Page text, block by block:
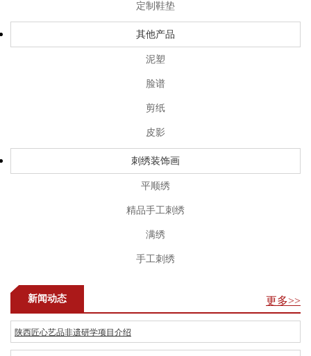
定制鞋垫
其他产品
泥塑
脸谱
剪纸
皮影
刺绣装饰画
平顺绣
精品手工刺绣
满绣
手工刺绣
更多>>
新闻动态
陕西匠心艺品非遗研学项目介绍